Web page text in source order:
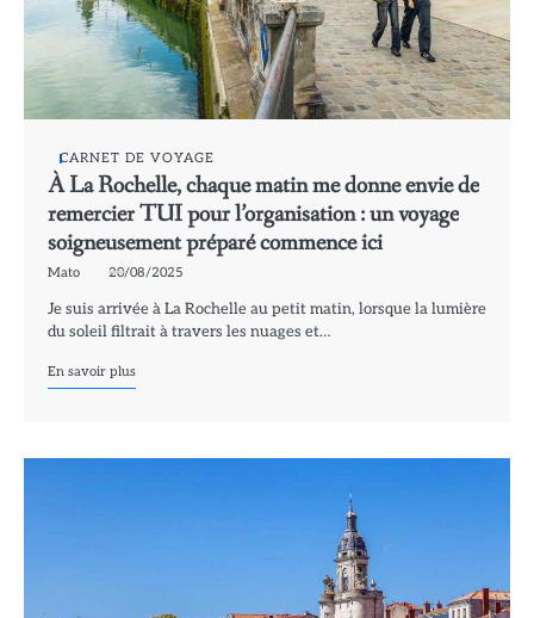
CARNET DE VOYAGE
À La Rochelle, chaque matin me donne envie de
remercier TUI pour l’organisation : un voyage
soigneusement préparé commence ici
Mato 20/08/2025
Je suis arrivée à La Rochelle au petit matin, lorsque la lumière
du soleil filtrait à travers les nuages et…
En savoir plus